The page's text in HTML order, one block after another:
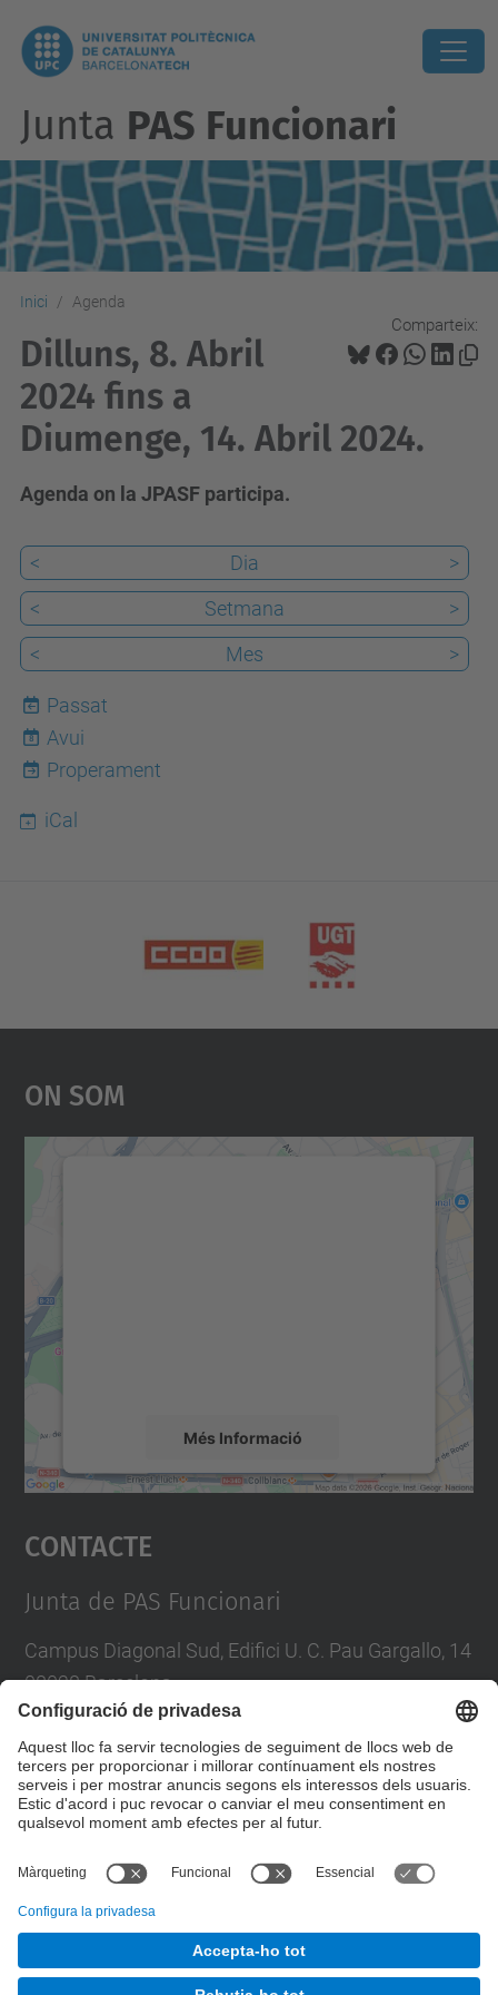
Junta PAS Funcionari
Inici Agenda
Comparteix:
Dilluns, 8. Abril
2024 fins a
Diumenge, 14. Abril 2024.
Agenda on la JPASF participa.
< Dia
>
<
Setmana
>
<
Mes >
Passat
8
Avui
Properament
iCal
On Som
Més Informació
Accepta
powered by
Contacte
Junta de PAS Funcionari
Campus Diagonal Sud, Edifici U. C. Pau Gargallo, 14
08028 Barcelona
E-mail :junta.pasf@upc.edu
Formulari de contacte
Junta PAS Funcionari